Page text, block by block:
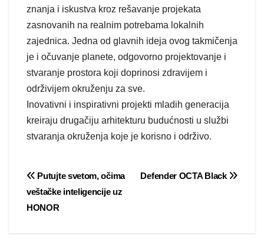
znanja i iskustva kroz rešavanje projekata
zasnovanih na realnim potrebama lokalnih
zajednica. Jedna od glavnih ideja ovog takmičenja
je i očuvanje planete, odgovorno projektovanje i
stvaranje prostora koji doprinosi zdravijem i
održivijem okruženju za sve.
Inovativni i inspirativni projekti mladih generacija
kreiraju drugačiju arhitekturu budućnosti u službi
stvaranja okruženja koje je korisno i održivo.
Post
navigation
Defender OCTA Black
Putujte svetom, očima
veštačke inteligencije uz
HONOR